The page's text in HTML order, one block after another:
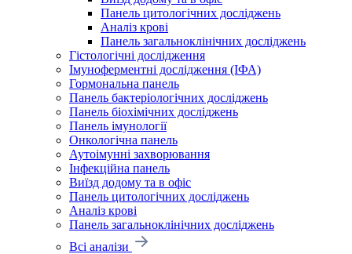
Панель цитологічних досліджень
Аналіз крові
Панель загальноклінічних досліджень
Гістологічні дослідження
Імуноферментні дослідження (ІФА)
Гормональна панель
Панель бактеріологічних досліджень
Панель біохімічних досліджень
Панель імунології
Онкологічна панель
Аутоімунні захворювання
Інфекційна панель
Виїзд додому та в офіс
Панель цитологічних досліджень
Аналіз крові
Панель загальноклінічних досліджень
Всі аналізи